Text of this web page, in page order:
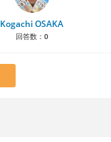
Kogachi OSAKA
回答数： 0